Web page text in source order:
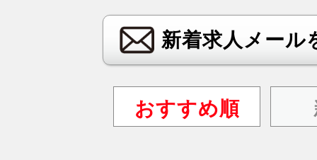
新着求人メール
おすすめ順